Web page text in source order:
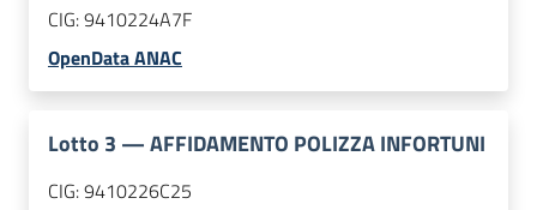
CIG:9410224A7F
OpenData ANAC
Lotto 3 —AFFIDAMENTO POLIZZA INFORTUNI
CIG:9410226C25